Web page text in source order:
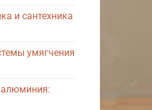
и сантехника
умягчения
алюминия: